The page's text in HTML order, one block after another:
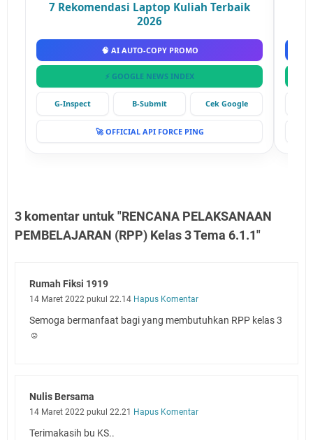
7 Rekomendasi Laptop Kuliah Terbaik
2026
🧠 AI AUTO-COPY PROMO
⚡ GOOGLE NEWS INDEX
G-Inspect B-Submit Cek Google
🚀 OFFICIAL API FORCE PING
3 komentar untuk "RENCANA PELAKSANAAN
PEMBELAJARAN (RPP) Kelas 3 Tema 6.1.1"
Rumah Fiksi 1919
14 Maret 2022 pukul 22.14 Hapus Komentar
Semoga bermanfaat bagi yang membutuhkan RPP kelas 3
☺️
Nulis Bersama
14 Maret 2022 pukul 22.21 Hapus Komentar
Terimakasih bu KS..